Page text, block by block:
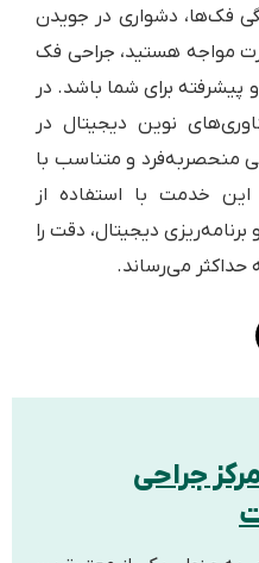
دشواری در جویدن
هستید، جراحی فک
برای شما باشد. در
نوین دیجیتال در
و متناسب با
با استفاده از
دیجیتال، دقت را